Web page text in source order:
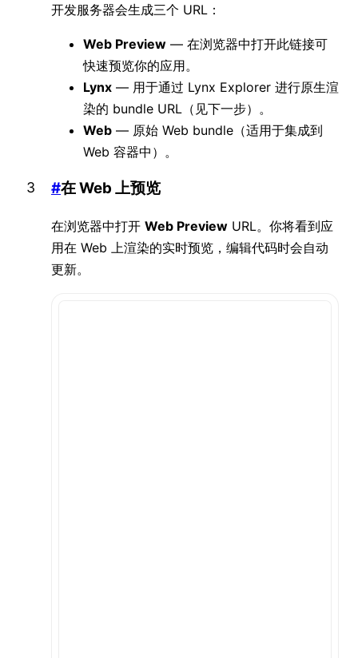
开发服务器会生成三个 URL：
Web Preview — 在浏览器中打开此链接可
快速预览你的应用。
Lynx — 用于通过 Lynx Explorer 进行原生渲
染的 bundle URL（见下一步）。
Web — 原始 Web bundle（适用于集成到
Web 容器中）。
#在 Web 上预览
在浏览器中打开 Web Preview URL。你将看到应
用在 Web 上渲染的实时预览，编辑代码时会自动
更新。